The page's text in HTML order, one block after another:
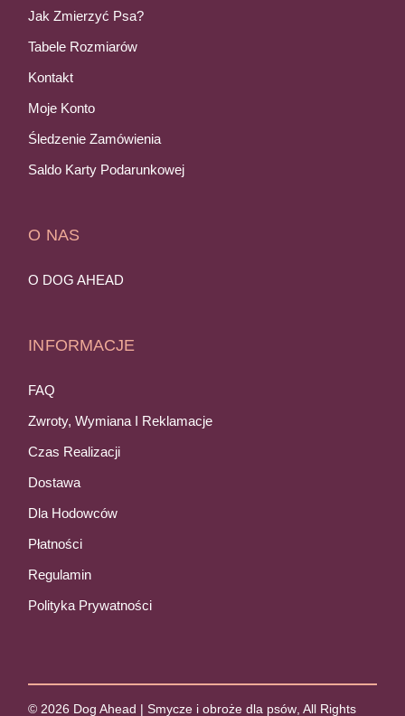
Jak Zmierzyć Psa?
Tabele Rozmiarów
Kontakt
Moje Konto
Śledzenie Zamówienia
Saldo Karty Podarunkowej
O NAS
O DOG AHEAD
INFORMACJE
FAQ
Zwroty, Wymiana I Reklamacje
Czas Realizacji
Dostawa
Dla Hodowców
Płatności
Regulamin
Polityka Prywatności
© 2026 Dog Ahead | Smycze i obroże dla psów , All Rights